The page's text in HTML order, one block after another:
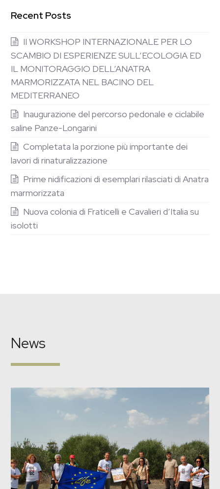
Recent Posts
II WORKSHOP INTERNAZIONALE PER LO
SCAMBIO DI ESPERIENZE SULL’ECOLOGIA ED
IL MONITORAGGIO DELL’ANATRA
MARMORIZZATA NEL BACINO DEL
MEDITERRANEO
Inaugurazione del percorso pedonale e ciclabile
saline Panze-Longarini
Completata la porzione più importante dei
lavori di rinaturalizzazione
Prime nidificazioni di esemplari rilasciati di Anatra
marmorizzata
Nuova colonia di Fraticelli e Cavalieri d’Italia su
isolotti
News